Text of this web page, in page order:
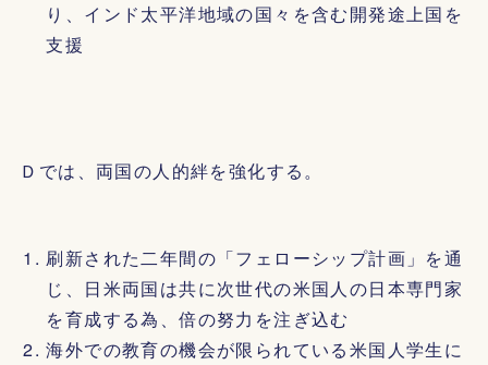
り、インド太平洋地域の国々を含む開発途上国を
支援
Ｄでは、両国の人的絆を強化する。
刷新された二年間の「フェローシップ計画」を通
じ、日米両国は共に次世代の米国人の日本専門家
を育成する為、倍の努力を注ぎ込む
海外での教育の機会が限られている米国人学生に